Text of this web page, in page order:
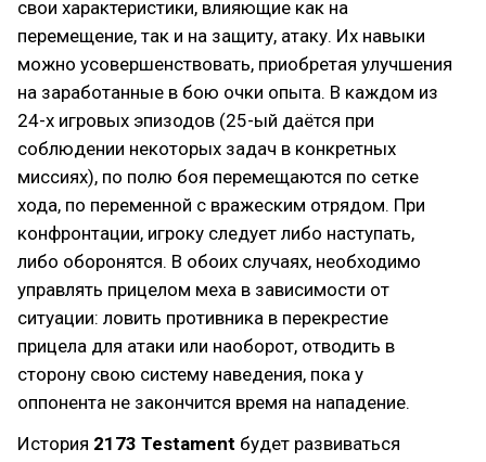
свои характеристики, влияющие как на
перемещение, так и на защиту, атаку. Их навыки
можно усовершенствовать, приобретая улучшения
на заработанные в бою очки опыта. В каждом из
24-х игровых эпизодов (25-ый даётся при
соблюдении некоторых задач в конкретных
миссиях), по полю боя перемещаются по сетке
хода, по переменной с вражеским отрядом. При
конфронтации, игроку следует либо наступать,
либо оборонятся. В обоих случаях, необходимо
управлять прицелом меха в зависимости от
ситуации: ловить противника в перекрестие
прицела для атаки или наоборот, отводить в
сторону свою систему наведения, пока у
оппонента не закончится время на нападение.
История 2173 Testament будет развиваться